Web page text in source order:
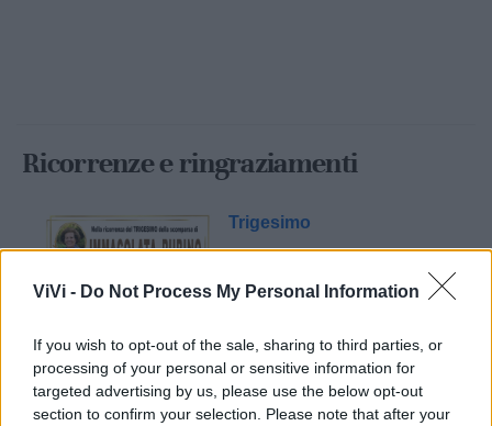
ViVi - Do Not Process My Personal Information
If you wish to opt-out of the sale, sharing to third parties, or
processing of your personal or sensitive information for
targeted advertising by us, please use the below opt-out
section to confirm your selection. Please note that after your
Ricorrenze e ringraziamenti
Trigesimo